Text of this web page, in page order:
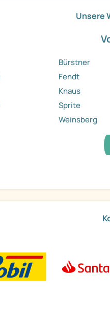
Unsere
Bürstner
Fendt
Knaus
Sprite
Weinsberg